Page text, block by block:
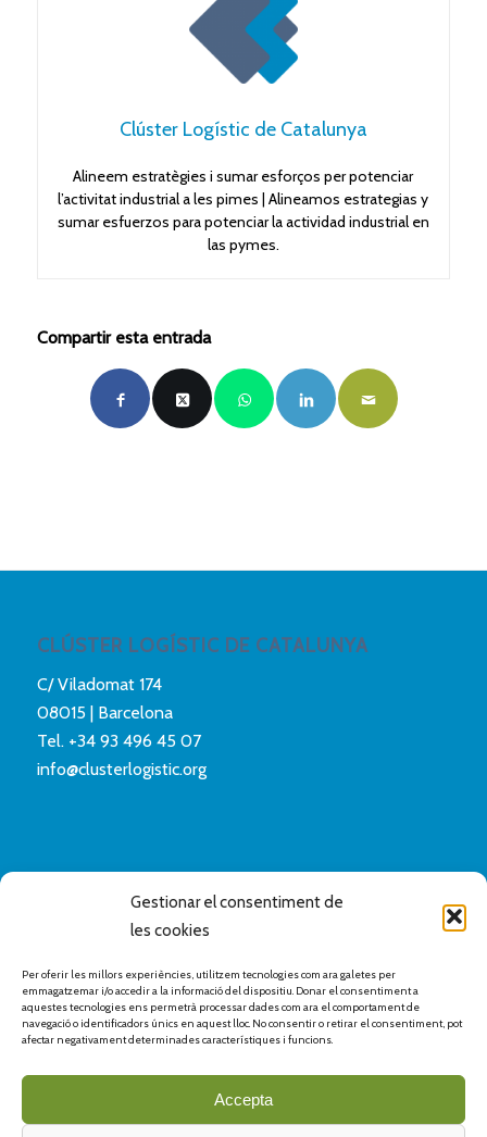
Gestionar el consentiment de
les cookies
Per oferir les millors experiències, utilitzem tecnologies com ara galetes per
emmagatzemar i/o accedir a la informació del dispositiu. Donar el consentiment a
aquestes tecnologies ens permetrà processar dades com ara el comportament de
navegació o identificadors únics en aquest lloc. No consentir o retirar el consentiment, pot
afectar negativament determinades característiques i funcions.
Accepta
Clúster Logístic de Catalunya
Alineem estratègies i sumar esforços per potenciar
l’activitat industrial a les pimes | Alineamos estrategias y
sumar esfuerzos para potenciar la actividad industrial en
las pymes.
Compartir esta entrada
CLÚSTER LOGÍSTIC DE CATALUNYA
C/ Viladomat 174
08015 | Barcelona
Tel. +34 93 496 45 07
info@clusterlogistic.org